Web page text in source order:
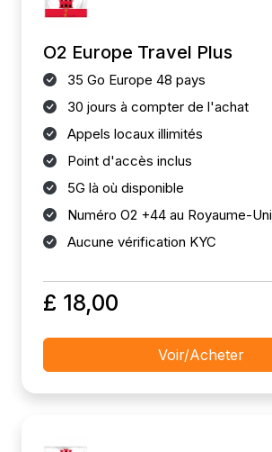
O2 Europe Travel Plus
35 Go Europe 48 pays
30 jours à compter de l'achat
Appels locaux illimités
Point d'accès inclus
5G là où disponible
Numéro O2 +44 au Royaume-Uni
Aucune vérification KYC
£ 18,00
Voir/Acheter